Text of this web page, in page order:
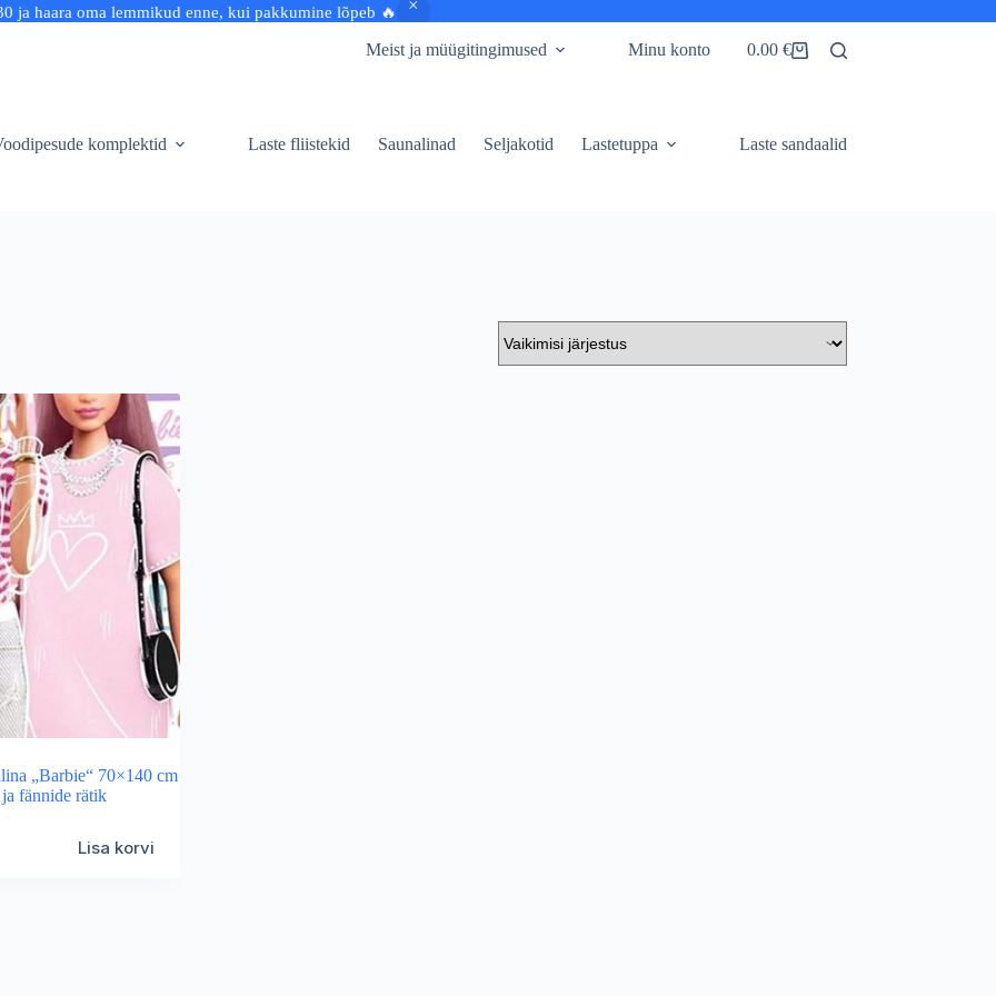
ja haara oma lemmikud enne, kui pakkumine lõpeb 🔥
Meist ja müügitingimused Minu konto
Shopping
0.00 €
komplektid Laste fliistekid Saunalinad Seljakotid Lastetuppa Laste sandaalid
„Barbie“ 70×140 cm
ja fännide rätik
Lisa korvi